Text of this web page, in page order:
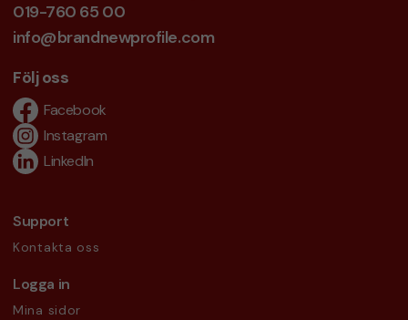
019-760 65 00
info@brandnewprofile.com
Följ oss
Facebook
Instagram
LinkedIn
Support
Kontakta oss
Logga in
Mina sidor